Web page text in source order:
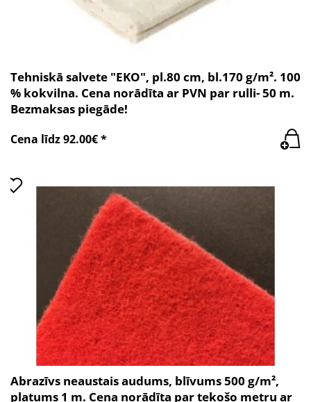
Tehniskā salvete "EKO", pl.80 cm, bl.170 g/m². 100
% kokvilna. Cena norādīta ar PVN par rulli- 50 m.
Bezmaksas piegāde!
Cena līdz 92.00€ *
Abrazīvs neaustais audums, blīvums 500 g/m²,
platums 1 m. Cena norādīta par tekošo metru ar